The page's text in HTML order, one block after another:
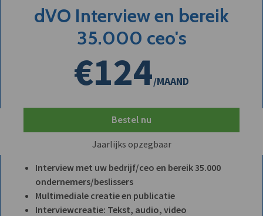
dVO Interview en bereik
35.000 ceo's
€124/MAAND
Bestel nu
Jaarlijks opzegbaar
Interview met uw bedrijf/ceo en bereik 35.000
ondernemers/beslissers
Multimediale creatie en publicatie
Interviewcreatie: Tekst, audio, video